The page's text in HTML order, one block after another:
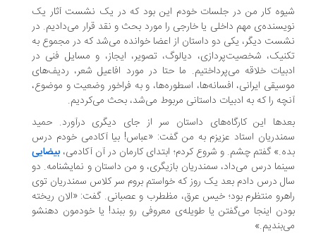
کار من در جلسات خودم این بود که در یک نشست آثار یک
مهم داخلی یا خارجی را مورد بحث و نقد قرار می‌دادیم. در
دیگر، یکی دو داستان از اعضا خوانده می‌شد که در مجموع به
شخصیت‌پردازی، دیالوگ، تصویر، ایجاز، و مسایل فنی در
خلاقه می‌پرداختیم. ما حتا در مورد افاعیل شعر، ردیف‌های
ایرانی، افسانه‌ها، اسطوره‌ها، و به فراخور وضعیت و موضوع،
را که به ادبیات داستانی مربوط می‌شد، بحث می‌کردیم.
این کارگاه‌های داستان سر از جای دیگری درآورد. حمید
استاد عزیزم به من گفت: «عباس! بیا آکادمی خودم درس
گفتم چشم. و شروع کردم؛ ابتدای کارمان در آن آکادمی،بیضایی
درس می‌داد، سمندریان بازیگری، و من داستان و نمایشنامه. دو
درس دادم بعد یک روز که خواستم بروم سر کلاس سمندریان توی
منتظرم بود؛ خیس عرق، مظطرب و عصبانی. گفت: «الان ریخته
اینجا می‌گفتن یا طویله‌ی معروفی رو ببند! یا خودمون دهنشو